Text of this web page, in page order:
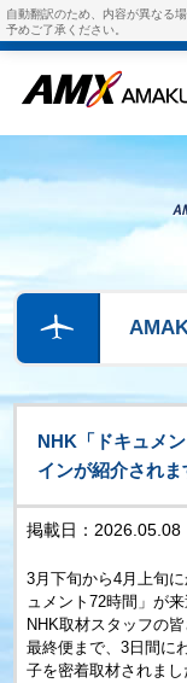
自動翻訳のため、内容が異なる場
予めご了承ください。
NHK「ドキュメ
インが紹介されま
掲載日：2026.05.08
3月下旬から4月上旬
ュメント72時間」が
NHK取材スタッフの
最終便まで、3日間に
子を密着取材されまし